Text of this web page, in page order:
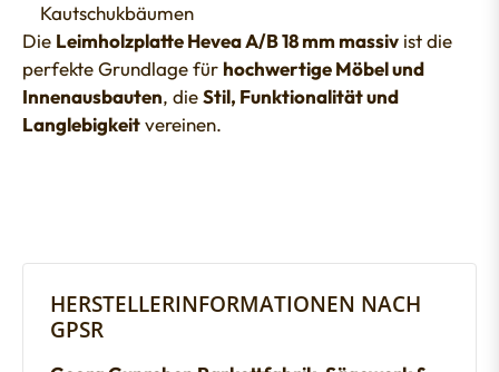
Kautschukbäumen
Die Leimholzplatte Hevea A/B 18 mm massiv ist die
perfekte Grundlage für hochwertige Möbel und
Innenausbauten, dieStil, Funktionalität und
Langlebigkeitvereinen.
HERSTELLERINFORMATIONEN NACH
GPSR